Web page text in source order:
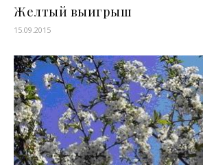
Желтый выигрыш
15.09.2015